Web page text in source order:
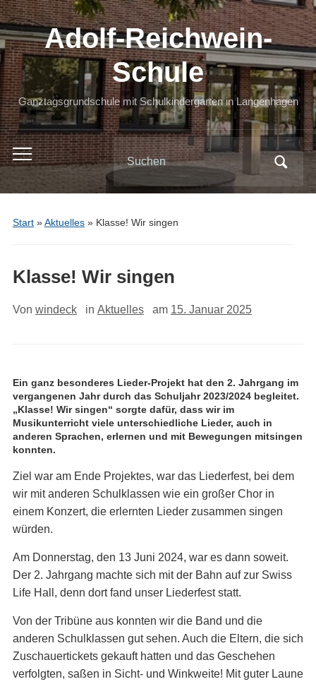
Adolf-Reichwein-
Schule
Ganztagsgrundschule mit Schulkindergarten in Langenhagen
Toggle
mobile
menu
Search
for:
Start»Aktuelles» Klasse! Wir singen
Klasse! Wir singen
Von windeck in Aktuelles am 15. Januar 2025
Ein ganz besonderes Lieder-Projekt hat den 2. Jahrgang im
vergangenen Jahr durch das Schuljahr 2023/2024 begleitet.
„Klasse! Wir singen“ sorgte dafür, dass wir im
Musikunterricht viele unterschiedliche Lieder, auch in
anderen Sprachen, erlernen und mit Bewegungen mitsingen
konnten.
Ziel war am Ende Projektes, war das Liederfest, bei dem
wir mit anderen Schulklassen wie ein großer Chor in
einem Konzert, die erlernten Lieder zusammen singen
würden.
Am Donnerstag, den 13 Juni 2024, war es dann soweit.
Der 2. Jahrgang machte sich mit der Bahn auf zur Swiss
Life Hall, denn dort fand unser Liederfest statt.
Von der Tribüne aus konnten wir die Band und die
anderen Schulklassen gut sehen. Auch die Eltern, die sich
Zuschauertickets gekauft hatten und das Geschehen
verfolgten, saßen in Sicht- und Winkweite! Mit guter Laune